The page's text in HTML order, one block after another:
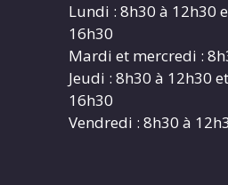
Lundi : 8h30 à 12h30
16h30
Mardi et mercredi :
Jeudi : 8h30 à 12h30
16h30
Vendredi : 8h30 à